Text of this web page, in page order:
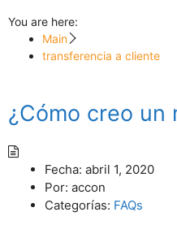
You are here:
Main
transferencia a cliente
¿Cómo creo un
Fecha: abril 1, 2020
Por: accon
Categorías: FAQs